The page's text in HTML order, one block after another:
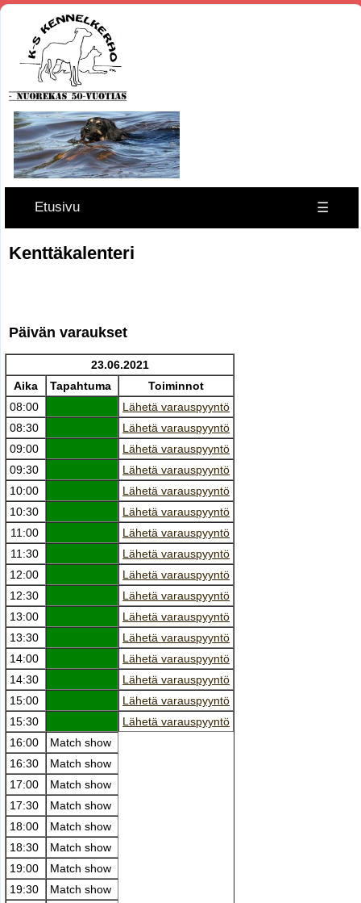
Etusivu ☰
Kenttäkalenteri
Päivän varaukset
23.06.2021
Aika
Tapahtuma
Toiminnot
08:00
Lähetä varauspyyntö
08:30
Lähetä varauspyyntö
09:00
Lähetä varauspyyntö
09:30
Lähetä varauspyyntö
10:00
Lähetä varauspyyntö
10:30
Lähetä varauspyyntö
11:00
Lähetä varauspyyntö
11:30
Lähetä varauspyyntö
12:00
Lähetä varauspyyntö
12:30
Lähetä varauspyyntö
13:00
Lähetä varauspyyntö
13:30
Lähetä varauspyyntö
14:00
Lähetä varauspyyntö
14:30
Lähetä varauspyyntö
15:00
Lähetä varauspyyntö
15:30
Lähetä varauspyyntö
16:00
Match show
16:30
Match show
17:00
Match show
17:30
Match show
18:00
Match show
18:30
Match show
19:00
Match show
19:30
Match show